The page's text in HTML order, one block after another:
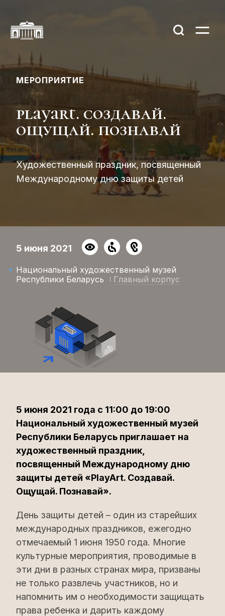
МЕРОПРИЯТИЕ
playart. создавай.
ощущай. познавай
Художественный праздник, посвященный
Международному дню защиты детей
5 июня 2021
Национальный художественный музей
Республики Беларусь
Главный корпус
5 июня 2021 года с 11:00 до 19:00
Национальный художественный музей
Республики Беларусь приглашает на
художественный праздник,
посвященный Международному дню
защиты детей «PlayArt. Создавай.
Ощущай. Познавай».
День защиты детей – один из старейших
международных праздников, ежегодно
отмечаемый 1 июня 1950 года. Многие
культурные мероприятия, проводимые в
эти дни в разных странах мира, призваны
не только развлечь участников, но и
напомнить им о необходимости защищать
права ребенка и дарить каждому